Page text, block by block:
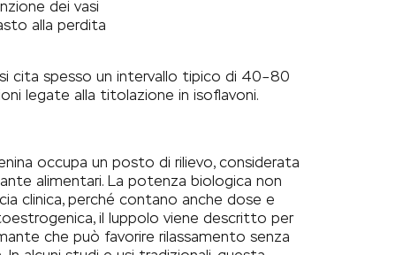
dei vasi
alla perdita
cita spesso un intervallo tipico di 40–80
legate alla titolazione in isoflavoni.
occupa un posto di rilievo, considerata
alimentari. La potenza biologica non
clinica, perché contano anche dose e
il luppolo viene descritto per
che può favorire rilassamento senza